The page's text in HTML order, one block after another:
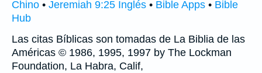
Chino • Jeremiah 9:25 Inglés • Bible Apps • Bible
Hub
Las citas Bíblicas son tomadas de La Biblia de las
Américas © 1986, 1995, 1997 by The Lockman
Foundation, La Habra, Calif,